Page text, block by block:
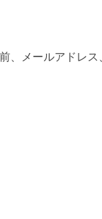
、メールアドレス